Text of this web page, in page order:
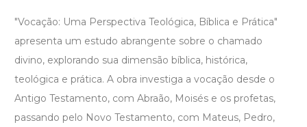
"Vocação: Uma Perspectiva Teológica, Bíblica e Prática"
apresenta um estudo abrangente sobre o chamado
divino, explorando sua dimensão bíblica, histórica,
teológica e prática. A obra investiga a vocação desde o
Antigo Testamento, com Abraão, Moisés e os profetas,
passando pelo Novo Testamento, com Mateus, Pedro,